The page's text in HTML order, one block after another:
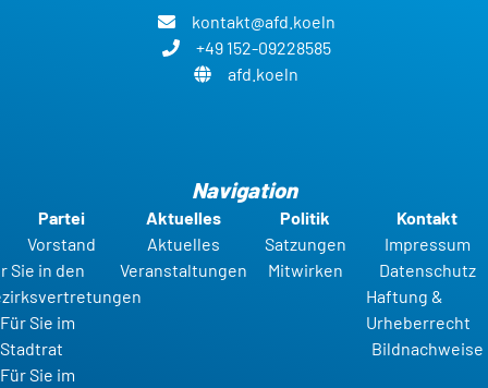
kontakt@afd.koeln
+49 152-09228585
afd.koeln
Navigation
Partei
Vorstand
Sie in den
Für Sie im
Stadtrat
Für Sie im
Aktuelles
Aktuelles
Veranstaltungen
Politik
Satzungen
Mitwirken
Kontakt
Impressum
Datenschutz
Haftung &
Urheberrecht
Bildnachweise